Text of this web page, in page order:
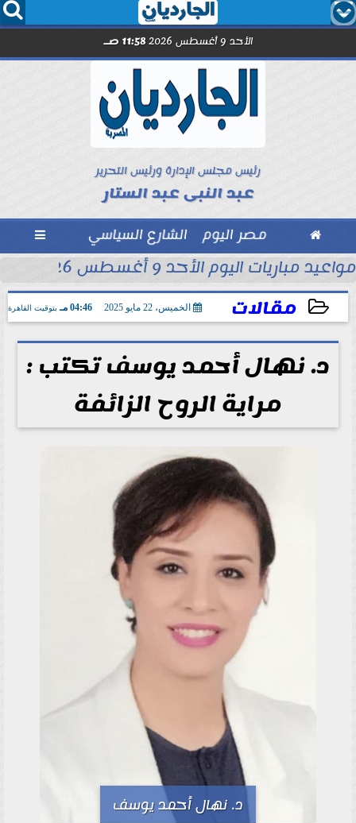
  
الأحد 9 أغسطس 2026 11:58 صـ
رئيس مجلس الإدارة ورئيس التحرير
عبد النبى عبد الستار
 مصر اليوم الشارع السياسي 
شريف...
مواعيد مباريات اليوم الأحد 9 أغسطس 2026
مقالات الخميس، 22 مايو 2025 04:46 مـ بتوقيت القاهرة
2025-05-22 16:46:08
د. نهال أحمد يوسف تكتب :
مراية الروح الزائفة
د. نهال أحمد يوسف